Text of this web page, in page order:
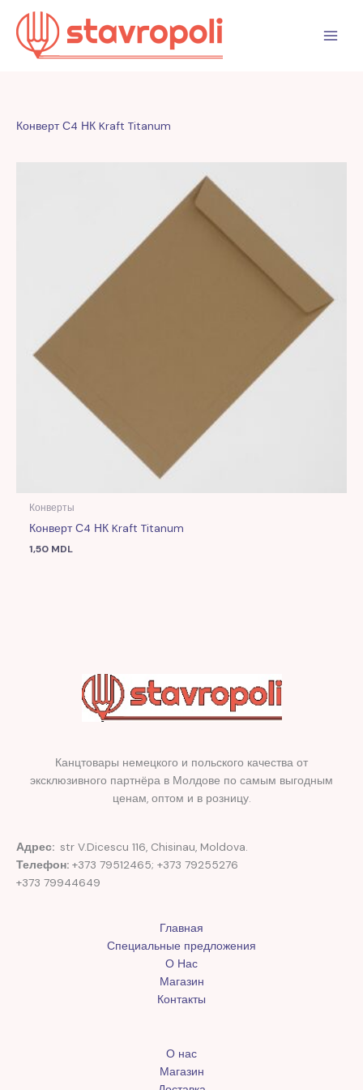
Перейти
содержимому
Конверт С4 НК Kraft Titanum
Конверты
Конверт С4 НК Kraft Titanum
1,50 MDL
Канцтовары немецкого и польского качества от
эксклюзивного партнёра в Молдове по самым выгодным
ценам, оптом и в розницу.
Адрес: str V.Dicescu 116, Chisinau, Moldova.
Телефон: +373 79512465; +373 79255276
+373 79944649
Главная
Специальные предложения
О Нас
Магазин
Контакты
О нас
Магазин